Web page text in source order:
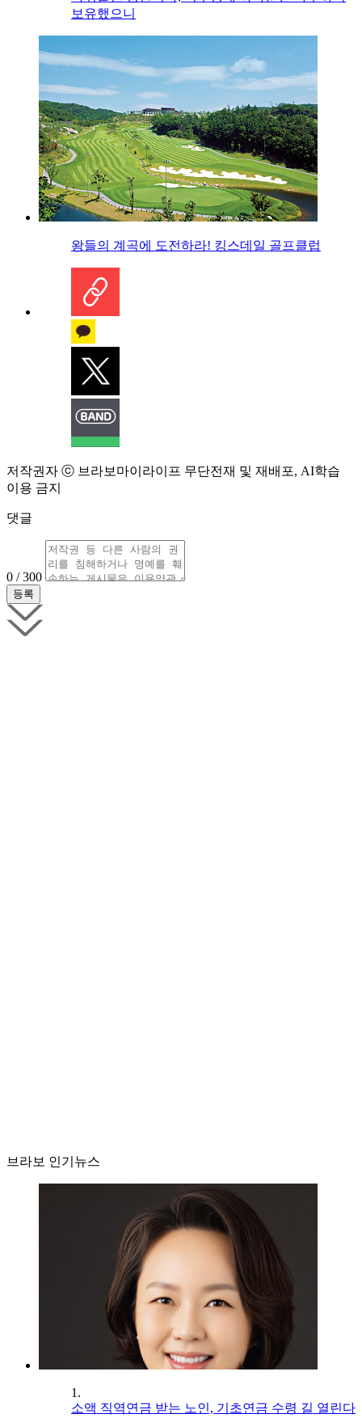
보유했으니
왕들의 계곡에 도전하라! 킹스데일 골프클럽
저작권자 ⓒ 브라보마이라이프 무단전재 및 재배포, AI학습
이용 금지
댓글
0 / 300
브라보 인기뉴스
1.
소액 직역연금 받는 노인, 기초연금 수령 길 열린다